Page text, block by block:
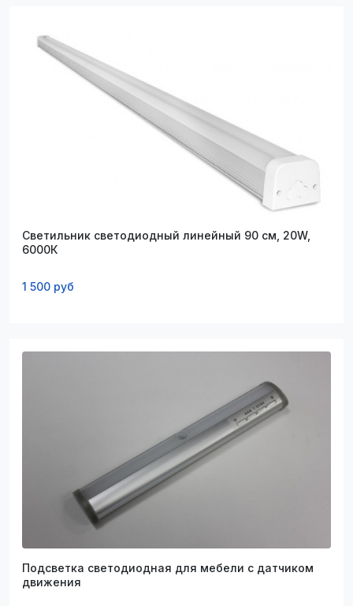
Светильник светодиодный линейный 90 см, 20W,
6000К
1 500 руб
Подсветка светодиодная для мебели с датчиком
движения